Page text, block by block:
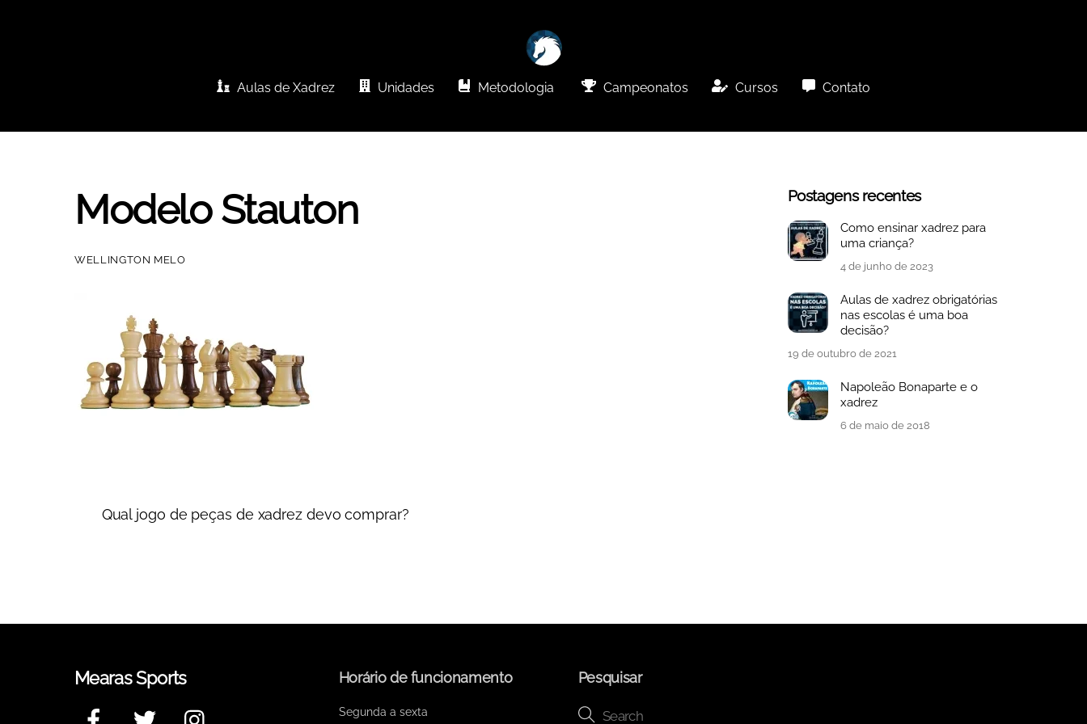
Aulas de Xadrez Unidades Metodologia Campeonatos Cursos Contato
Modelo Stauton
WELLINGTON MELO
Qual jogo de peças de xadrez devo comprar?
Postagens recentes
Como ensinar xadrez para
uma criança?
4 de junho de 2023
Aulas de xadrez obrigatórias
nas escolas é uma boa
decisão?
19 de outubro de 2021
Napoleão Bonaparte e o
xadrez
6 de maio de 2018
Mearas Sports
Facebook Twitter
Horário de funcionamento
Segunda a sexta
Pesquisar